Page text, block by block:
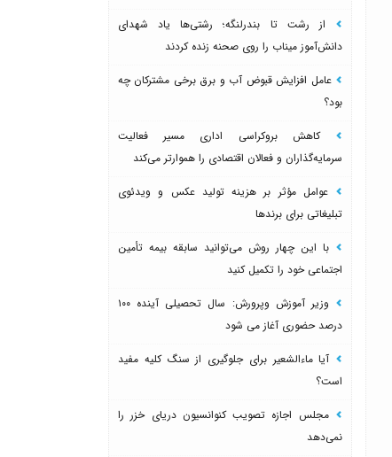
از رشت تا بندرلنگه؛ رشتی‌ها یاد شهدای
دانش‌آموز میناب را روی صحنه زنده کردند
عامل افزایش قبوض آب و برق برخی مشترکان چه
بود؟
کاهش بروکراسی اداری مسیر فعالیت
سرمایه‌گذاران و فعالان اقتصادی را هموارتر می‌کند
عوامل مؤثر بر هزینه تولید عکس و ویدئوی
تبلیغاتی برای برندها
با این چهار روش می‌توانید سابقه بیمه تأمین
اجتماعی خود را تکمیل کنید
وزیر آموزش وپرورش: سال تحصیلی آینده ۱۰۰
درصد حضوری آغاز می شود
آیا ماءالشعیر برای جلوگیری از سنگ کلیه مفید
است؟
مجلس اجازه تصویب کنوانسیون دریای خزر را
نمی‌دهد